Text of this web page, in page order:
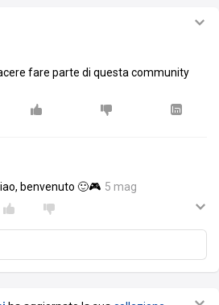
fare parte di questa community
benvenuto 🙂🎮 5 mag